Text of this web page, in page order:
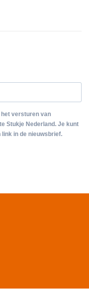
versturen van
Stukje Nederland. Je kunt
in de nieuwsbrief.